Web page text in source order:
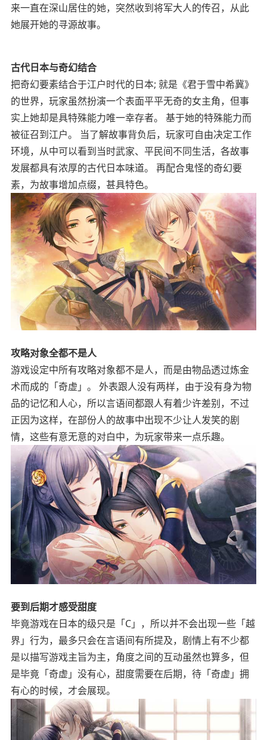
来一直在深山居住的她，突然收到将军大人的传召，从此
她展开她的寻源故事。
古代日本与奇幻结合
把奇幻要素结合于江户时代的日本; 就是《君于雪中希冀》
的世界，玩家虽然扮演一个表面平平无奇的女主角，但事
实上她却是具特殊能力唯一幸存者。 基于她的特殊能力而
被征召到江户。 当了解故事背负后，玩家可自由决定工作
环境，从中可以看到当时武家、平民间不同生活，各故事
发展都具有浓厚的古代日本味道。 再配合鬼怪的奇幻要
素，为故事增加点缀，甚具特色。
攻略对象全都不是人
游戏设定中所有攻略对象都不是人，而是由物品透过炼金
术而成的「奇虚」。 外表跟人没有两样，由于没有身为物
品的记忆和人心，所以言语间都跟人有着少许差别，不过
正因为这样，在部份人的故事中出现不少让人发笑的剧
情，这些有意无意的对白中，为玩家带来一点乐趣。
要到后期才感受甜度
毕竟游戏在日本的级只是「C」，所以并不会出现一些「越
界」行为，最多只会在言语间有所提及，剧情上有不少都
是以描写游戏主旨为主，角度之间的互动虽然也算多，但
是毕竟「奇虚」没有心，甜度需要在后期，待「奇虚」拥
有心的时候，才会展现。